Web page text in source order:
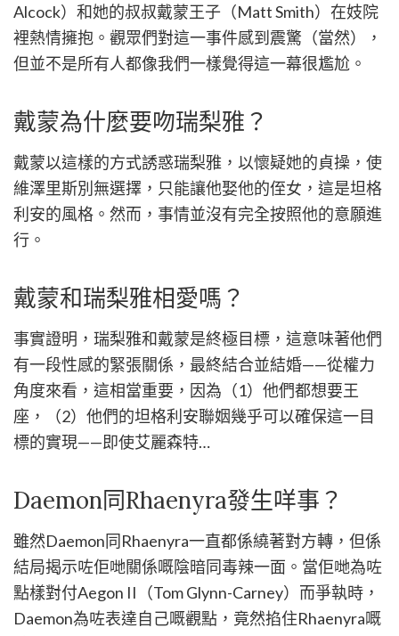
Alcock）和她的叔叔戴蒙王子（Matt Smith）在妓院
裡熱情擁抱。觀眾們對這一事件感到震驚（當然），
但並不是所有人都像我們一樣覺得這一幕很尷尬。
戴蒙為什麼要吻瑞梨雅？
戴蒙以這樣的方式誘惑瑞梨雅，以懷疑她的貞操，使
維澤里斯別無選擇，只能讓他娶他的侄女，這是坦格
利安的風格。然而，事情並沒有完全按照他的意願進
行。
戴蒙和瑞梨雅相愛嗎？
事實證明，瑞梨雅和戴蒙是終極目標，這意味著他們
有一段性感的緊張關係，最終結合並結婚——從權力
角度來看，這相當重要，因為（1）他們都想要王
座，（2）他們的坦格利安聯姻幾乎可以確保這一目
標的實現——即使艾麗森特…
Daemon同Rhaenyra發生咩事？
雖然Daemon同Rhaenyra一直都係繞著對方轉，但係
結局揭示咗佢哋關係嘅陰暗同毒辣一面。當佢哋為咗
點樣對付Aegon II（Tom Glynn-Carney）而爭執時，
Daemon為咗表達自己嘅觀點，竟然掐住Rhaenyra嘅